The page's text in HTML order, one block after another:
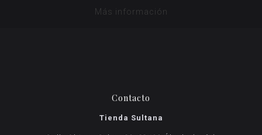
Más información
Contacto
Tienda Sultana